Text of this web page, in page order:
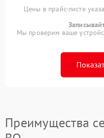
Цены в прайс-листе
Мы проверим ваше
Преимущества